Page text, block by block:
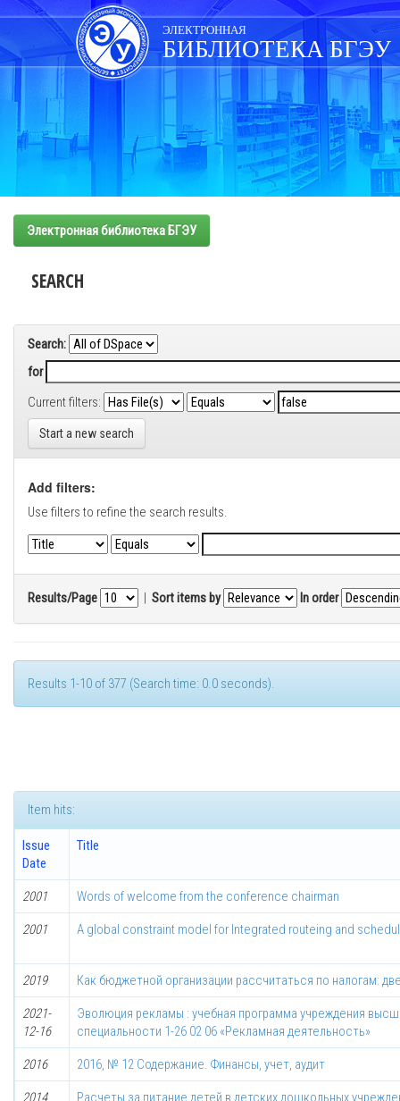
Skip
navigation
ЭЛЕКТРОННАЯ
БИБЛИОТЕКА БГЭУ
Электронная библиотека БГЭУ
SEARCH
Search:
for
Current filters:
Start a new search
Add filters:
Use filters to refine the search results.
Results/Page | Sort items by In order
Results 1-10 of 377 (Search time: 0.0 seconds).
Item hits:
Issue
Date
Title
2001 Words of welcome from the conference chairman
2001 A global constraint model for Integrated routeing and
2019 Как бюджетной организации рассчитаться по налогам:
2021-
12-16
Эволюция рекламы : учебная программа учреждения
специальности 1-26 02 06 «Рекламная деятельность»
2016 2016, № 12 Содержание. Финансы, учет, аудит
2014 Расчеты за питание детей в детских дошкольных